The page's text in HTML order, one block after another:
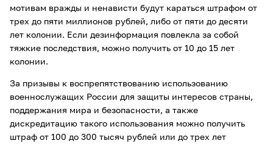
мотивам вражды и ненависти будут караться штрафом от
трех до пяти миллионов рублей, либо от пяти до десяти
лет колонии. Если дезинформация повлекла за собой
тяжкие последствия, можно получить от 10 до 15 лет
колонии.
За призывы к воспрепятствованию использованию
военнослужащих России для защиты интересов страны,
поддержания мира и безопасности, а также
дискредитацию такого использования можно получить
штраф от 100 до 300 тысяч рублей или до трех лет